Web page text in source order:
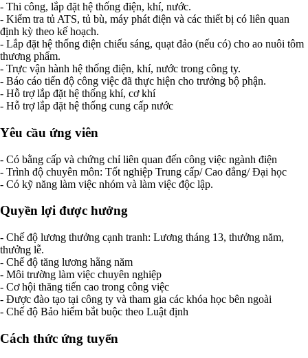
- Thi công, lắp đặt hệ thống điện, khí, nước.
- Kiểm tra tủ ATS, tủ bù, máy phát điện và các thiết bị có liên quan
định kỳ theo kế hoạch.
- Lắp đặt hệ thống điện chiếu sáng, quạt đảo (nếu có) cho ao nuôi tôm
thương phẩm.
- Trực vận hành hệ thống điện, khí, nước trong công ty.
- Báo cáo tiến độ công việc đã thực hiện cho trưởng bộ phận.
- Hỗ trợ lắp đặt hệ thống khí, cơ khí
- Hỗ trợ lắp đặt hệ thống cung cấp nước
Yêu cầu ứng viên
- Có bằng cấp và chứng chỉ liên quan đến công việc ngành điện
- Trình độ chuyên môn: Tốt nghiệp Trung cấp/ Cao đẳng/ Đại học
- Có kỹ năng làm việc nhóm và làm việc độc lập.
Quyền lợi được hưởng
- Chế độ lương thưởng cạnh tranh: Lương tháng 13, thưởng năm,
thưởng lễ.
- Chế độ tăng lương hằng năm
- Môi trường làm việc chuyên nghiệp
- Cơ hội thăng tiến cao trong công việc
- Được đào tạo tại công ty và tham gia các khóa học bên ngoài
- Chế độ Bảo hiểm bắt buộc theo Luật định
Cách thức ứng tuyển